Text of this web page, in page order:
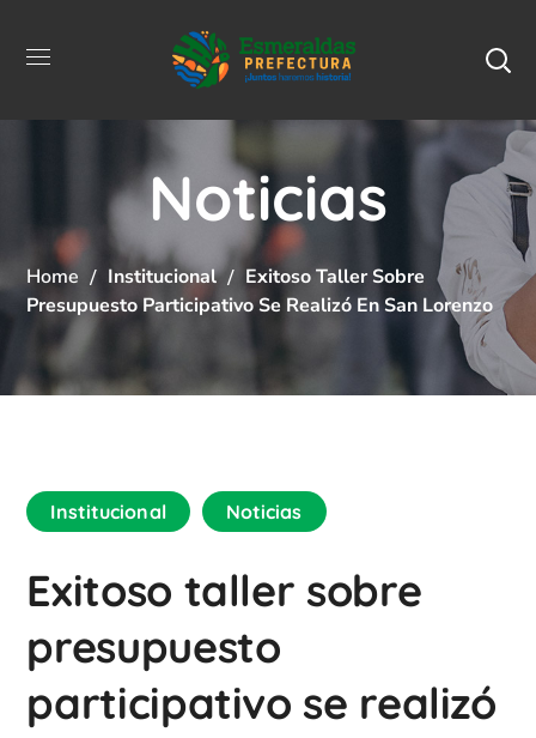
Noticias
Home Institucional
Exitoso Taller Sobre
Presupuesto Participativo Se Realizó En San Lorenzo
Institucional Noticias
Exitoso taller sobre
presupuesto
participativo se realizó